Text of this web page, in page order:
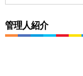
管理人紹介